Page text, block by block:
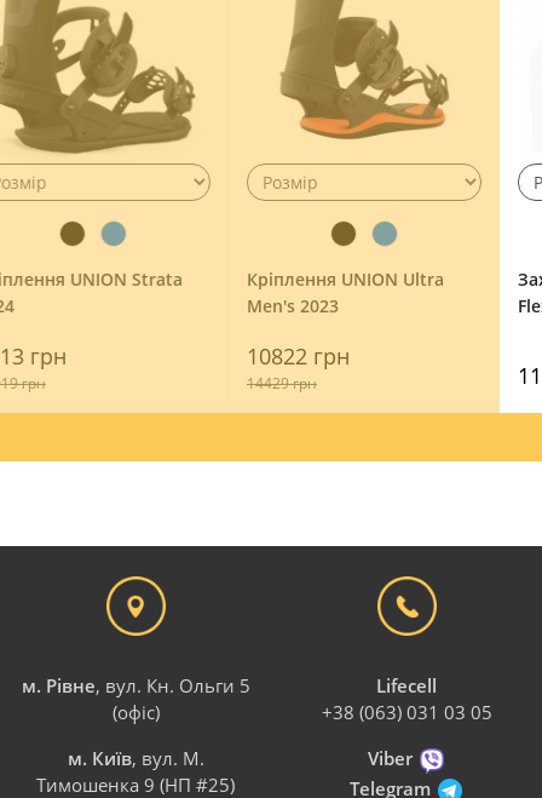
Кріплення UNION Ultra
10822 грн
14429 грн
Захисний Топ Demon 1631
Flex-Force X2 D3O
11290 грн
м. Рівне, вул. Кн. Ольги 5
(офіс)
м. Київ, вул. М.
Тимошенка 9 (НП #25)
Lifecell
+38 (063) 031 03 05
Viber
Telegram